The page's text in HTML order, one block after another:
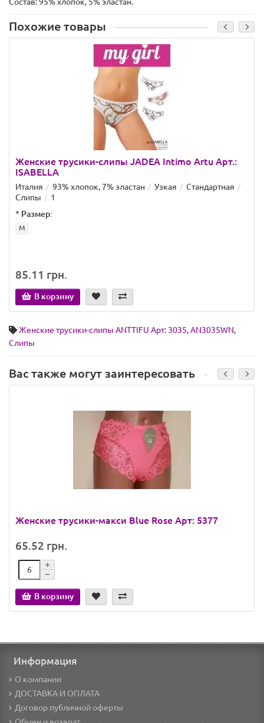
Состав: 95% хлопок, 5% эластан.
Похожие товары
Женские трусики-слипы JADEA Intimo Artu Арт.:
ISABELLA
Италия 93% хлопок, 7% эластан Узкая
Стандартная
Слипы
1
* Размер:
M
85.11 грн.
В корзину
Женские трусики-слипы ANTTIFU Арт: 3035,AN3035WN,
Слипы
Вас также могут заинтересовать
Женские трусики-макси Blue Rose Арт: 5377
65.52 грн.
В корзину
Информация
О компании
ДОСТАВКА И ОПЛАТА
Договор публичной оферты